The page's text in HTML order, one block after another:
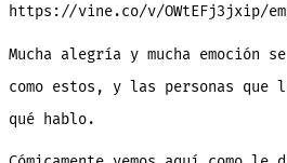
https://vine.co/v/OWtEFj3jxip/
Mucha alegría y mucha emoción
como estos, y las personas que
qué hablo.